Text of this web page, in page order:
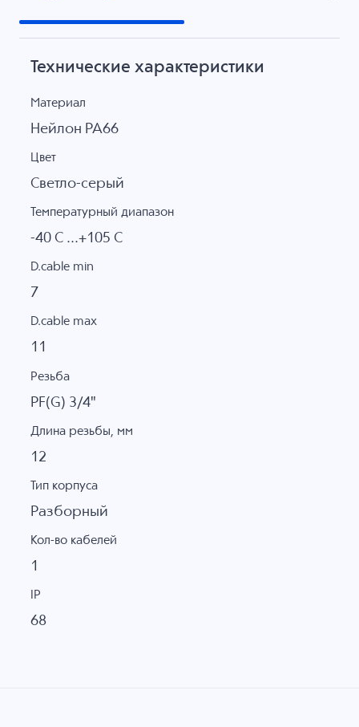
Технические характеристики
Материал
Нейлон PA66
Цвет
Светло-серый
Температурный диапазон
-40 C ...+105 C
D.cable min
7
D.cable max
11
Резьба
PF(G) 3/4"
Длина резьбы, мм
12
Тип корпуса
Разборный
Кол-во кабелей
1
IP
68